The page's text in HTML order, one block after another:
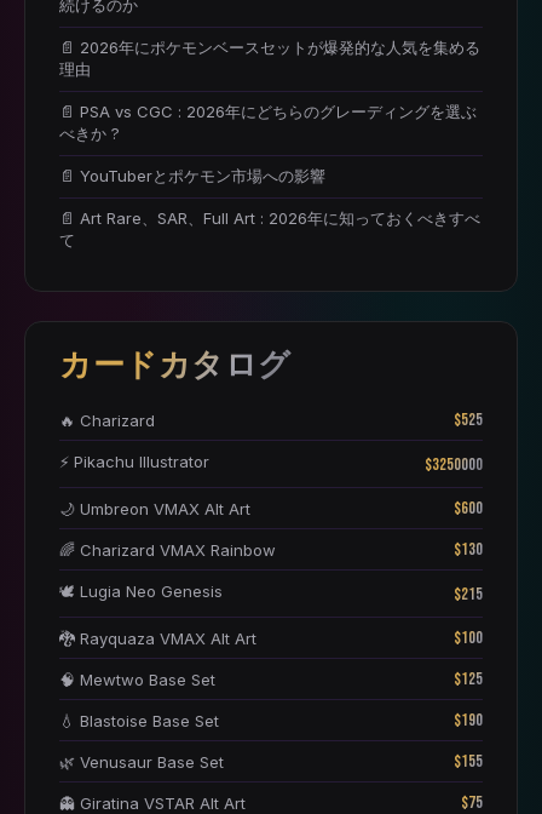
続けるのか
📄 2026年にポケモンベースセットが爆発的な人気を集める
理由
📄 PSA vs CGC : 2026年にどちらのグレーディングを選ぶ
べきか ?
📄 YouTuberとポケモン市場への影響
📄 Art Rare、SAR、Full Art : 2026年に知っておくべきすべ
て
カードカタログ
🔥 Charizard $525
⚡ Pikachu Illustrator $3250000
🌙 Umbreon VMAX Alt Art $600
🌈 Charizard VMAX Rainbow $130
🕊️ Lugia Neo Genesis $215
🐉 Rayquaza VMAX Alt Art $100
🧠 Mewtwo Base Set $125
💧 Blastoise Base Set $190
🌿 Venusaur Base Set $155
👻 Giratina VSTAR Alt Art $75